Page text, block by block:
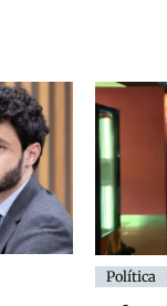
Política